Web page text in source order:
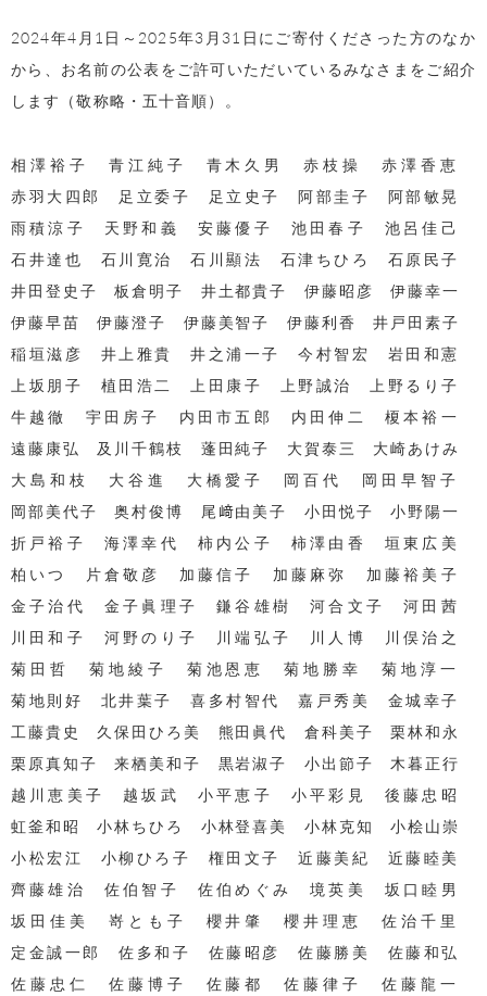
2024年4月1日～2025年3月31日にご寄付くださった方のなか
から、お名前の公表をご許可いただいているみなさまをご紹介
します（敬称略・五十音順）。
相澤裕子 青江純子 青木久男 赤枝操 赤澤香恵
赤羽大四郎 足立委子 足立史子 阿部圭子 阿部敏晃
雨積涼子 天野和義 安藤優子 池田春子 池呂佳己
石井達也 石川寛治 石川顯法 石津ちひろ 石原民子
井田登史子 板倉明子 井土都貴子 伊藤昭彦 伊藤幸一
伊藤早苗 伊藤澄子 伊藤美智子 伊藤利香 井戸田素子
稲垣滋彦 井上雅貴 井之浦一子 今村智宏 岩田和憲
上坂朋子 植田浩二 上田康子 上野誠治 上野るり子
牛越徹 宇田房子 内田市五郎 内田伸二 榎本裕一
遠藤康弘 及川千鶴枝 蓬田純子 大賀泰三 大崎あけみ
大島和枝 大谷進 大橋愛子 岡百代 岡田早智子
岡部美代子 奥村俊博 尾﨑由美子 小田悦子 小野陽一
折戸裕子 海澤幸代 柿内公子 柿澤由香 垣東広美
柏いつ 片倉敬彦 加藤信子 加藤麻弥 加藤裕美子
金子治代 金子眞理子 鎌谷雄樹 河合文子 河田茜
川田和子 河野のり子 川端弘子 川人博 川俣治之
菊田哲 菊地綾子 菊池恩恵 菊地勝幸 菊地淳一
菊地則好 北井葉子 喜多村智代 嘉戸秀美 金城幸子
工藤貴史 久保田ひろ美 熊田眞代 倉科美子 栗林和永
栗原真知子 来栖美和子 黒岩淑子 小出節子 木暮正行
越川恵美子 越坂武 小平恵子 小平彩見 後藤忠昭
虹釜和昭 小林ちひろ 小林登喜美 小林克知 小桧山崇
小松宏江 小柳ひろ子 権田文子 近藤美紀 近藤睦美
齊藤雄治 佐伯智子 佐伯めぐみ 境英美 坂口睦男
坂田佳美 嵜とも子 櫻井肇 櫻井理恵 佐治千里
定金誠一郎 佐多和子 佐藤昭彦 佐藤勝美 佐藤和弘
佐藤忠仁 佐藤博子 佐藤都 佐藤律子 佐藤龍一